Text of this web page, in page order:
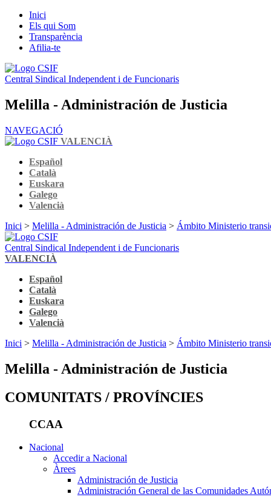
Inici
Els qui Som
Transparència
Afilia-te
Central Sindical Independent i de Funcionaris
Melilla - Administración de Justicia
NAVEGACIÓ
VALENCIÀ
Español
Català
Euskara
Galego
Valencià
Inici > Melilla - Administración de Justicia > Ámbito Ministerio
Central Sindical Independent i de Funcionaris
VALENCIÀ
Español
Català
Euskara
Galego
Valencià
Inici > Melilla - Administración de Justicia > Ámbito Ministerio
Melilla - Administración de Justicia
COMUNITATS / PROVÍNCIES
CCAA
Nacional
Accedir a Nacional
Àrees
Administración de Justicia
Administración General de las Comunidades